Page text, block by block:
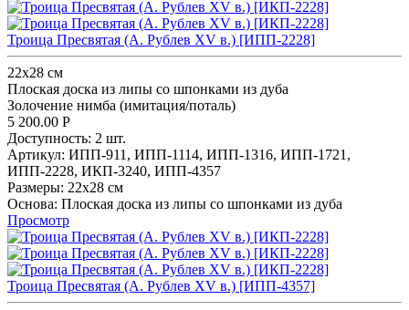
Троица Пресвятая (А. Рублев XV в.) [ИПП-2228]
22х28 см
Плоская доска из липы со шпонками из дуба
Золочение нимба (имитация/поталь)
5 200.00 Р
Доступность: 2 шт.
Артикул: ИПП-911, ИПП-1114, ИПП-1316, ИПП-1721,
ИПП-2228, ИКП-3240, ИПП-4357
Размеры: 22х28 см
Основа: Плоская доска из липы со шпонками из дуба
Просмотр
Троица Пресвятая (А. Рублев XV в.) [ИПП-4357]